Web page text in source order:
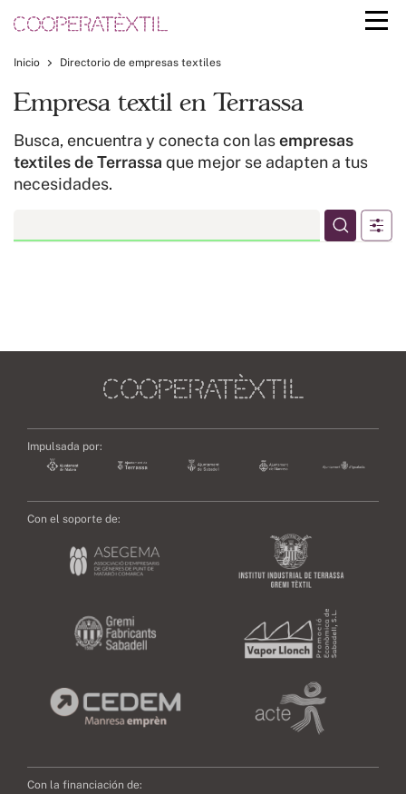
Inicio Directorio de empresas textiles
Empresa textil en Terrassa
Busca, encuentra y conecta con lasempresas
textiles de Terrassa que mejor se adapten a tus
necesidades.
Impulsada por:
Con el soporte de:
Con la financiación de: